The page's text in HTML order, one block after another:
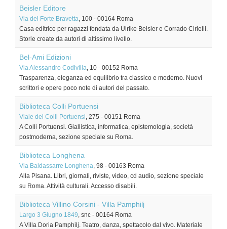
Beisler Editore
Via del Forte Bravetta, 100 - 00164 Roma
Casa editrice per ragazzi fondata da Ulrike Beisler e Corrado Cirielli.
Storie create da autori di altissimo livello.
Bel-Ami Edizioni
Via Alessandro Codivilla, 10 - 00152 Roma
Trasparenza, eleganza ed equilibrio tra classico e moderno. Nuovi
scrittori e opere poco note di autori del passato.
Biblioteca Colli Portuensi
Viale dei Colli Portuensi, 275 - 00151 Roma
A Colli Portuensi. Giallistica, informatica, epistemologia, società
postmoderna, sezione speciale su Roma.
Biblioteca Longhena
Via Baldassarre Longhena, 98 - 00163 Roma
Alla Pisana. Libri, giornali, riviste, video, cd audio, sezione speciale
su Roma. Attività culturali. Accesso disabili.
Biblioteca Villino Corsini - Villa Pamphilj
Largo 3 Giugno 1849, snc - 00164 Roma
A Villa Doria Pamphilj. Teatro, danza, spettacolo dal vivo. Materiale